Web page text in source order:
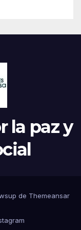
la paz y
de Themeansar